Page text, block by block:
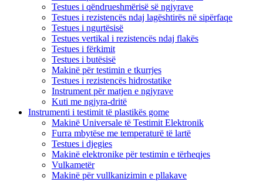
Testues i qëndrueshmërisë së ngjyrave
Testues i rezistencës ndaj lagështirës në sipërfaqe
Testues i ngurtësisë
Testues vertikal i rezistencës ndaj flakës
Testues i fërkimit
Testues i butësisë
Makinë për testimin e tkurrjes
Testues i rezistencës hidrostatike
Instrument për matjen e ngjyrave
Kuti me ngjyra-dritë
Instrumenti i testimit të plastikës gome
Makinë Universale të Testimit Elektronik
Furra mbytëse me temperaturë të lartë
Testues i djegies
Makinë elektronike për testimin e tërheqjes
Vulkametër
Makinë për vullkanizimin e pllakave